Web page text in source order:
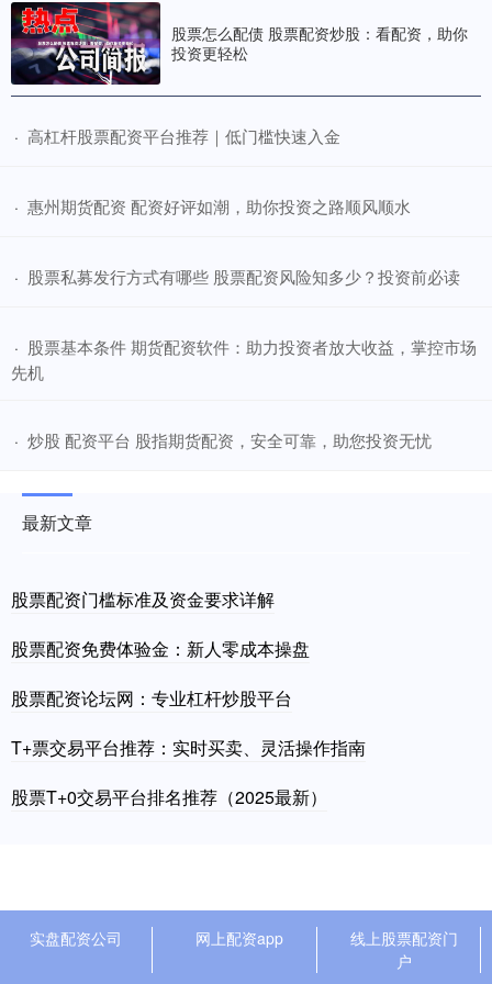
股票怎么配债 股票配资炒股：看配资，助你
投资更轻松
· ​高杠杆股票配资平台推荐｜低门槛快速入金
· ​惠州期货配资 配资好评如潮，助你投资之路顺风顺水
· ​股票私募发行方式有哪些 股票配资风险知多少？投资前必读
· ​股票基本条件 期货配资软件：助力投资者放大收益，掌控市场
先机
· ​炒股 配资平台 股指期货配资，安全可靠，助您投资无忧
最新文章
股票配资门槛标准及资金要求详解
股票配资免费体验金：新人零成本操盘
股票配资论坛网：专业杠杆炒股平台
T+票交易平台推荐：实时买卖、灵活操作指南
股票T+0交易平台排名推荐（2025最新）
实盘配资公司 网上配资app
线上股票配资门
户